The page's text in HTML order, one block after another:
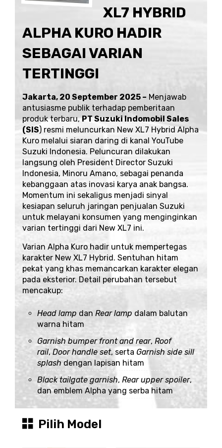
XL7 HYBRID
ALPHA KURO HADIR
SEBAGAI VARIAN
TERTINGGI
Jakarta, 20 September 2025 – Menjawab
antusiasme publik terhadap pemberitaan
produk terbaru,PT Suzuki Indomobil Sales
(SIS) resmi meluncurkan New XL7 Hybrid Alpha
Kuro melalui siaran daring di kanal YouTube
Suzuki Indonesia. Peluncuran dilakukan
langsung oleh President Director Suzuki
Indonesia, Minoru Amano, sebagai penanda
kebanggaan atas inovasi karya anak bangsa.
Momentum ini sekaligus menjadi sinyal
kesiapan seluruh jaringan penjualan Suzuki
untuk melayani konsumen yang menginginkan
varian tertinggi dari New XL7 ini.
Varian Alpha Kuro hadir untuk mempertegas
karakter New XL7 Hybrid. Sentuhan hitam
pekat yang khas memancarkan karakter elegan
pada eksterior. Detail perubahan tersebut
mencakup:
Head lamp dan Rear lamp dalam balutan
warna hitam
Garnish bumper front and rear, Roof
rail,Door handle set, serta Garnish side sill
splashdengan lapisan hitam
Black tailgate garnish, Rear upper spoiler,
dan emblem Alpha yang serba hitam
Pilih Model